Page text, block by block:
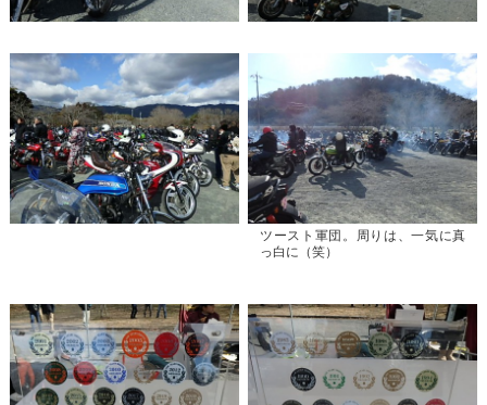
ツースト軍団。周りは、一気に真
っ白に（笑）